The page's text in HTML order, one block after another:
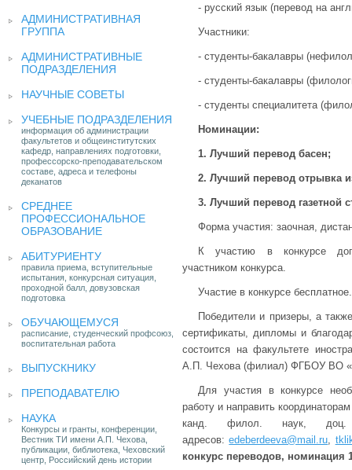
АДМИНИСТРАТИВНАЯ
ГРУППА
АДМИНИСТРАТИВНЫЕ
ПОДРАЗДЕЛЕНИЯ
НАУЧНЫЕ СОВЕТЫ
УЧЕБНЫЕ ПОДРАЗДЕЛЕНИЯ
информация об администрации
факультетов и общеинститутских
кафедр, направлениях подготовки,
профессорско-преподавательском
составе, адреса и телефоны
деканатов
СРЕДНЕЕ
ПРОФЕССИОНАЛЬНОЕ
ОБРАЗОВАНИЕ
АБИТУРИЕНТУ
правила приема, вступительные
испытания, конкурсная ситуация,
проходной балл, довузовская
подготовка
ОБУЧАЮЩЕМУСЯ
расписание, студенческий профсоюз,
воспитательная работа
ВЫПУСКНИКУ
ПРЕПОДАВАТЕЛЮ
НАУКА
Конкурсы и гранты, конференции,
Вестник ТИ имени А.П. Чехова,
публикации, библиотека, Чеховский
центр, Российский день истории
- русский язык (перевод на
Участники:
- студенты-бакалавры
- студенты-бакалавры
- студенты специалитета
Номинации:
1. Лучший перевод басен;
2. Лучший перевод отрывка
3. Лучший перевод газетной
Форма участия: заочная,
К участию в конкурсе
участником конкурса.
Участие в конкурсе бесплатное.
Победители и призеры, а
сертификаты, дипломы и
состоится на факультете
А.П. Чехова (филиал) ФГБОУ ВО
Для участия в конкурсе
работу и направить
канд. филол. наук,
адресов:edeberdeeva@mail.ru,
конкурс переводов, номинация